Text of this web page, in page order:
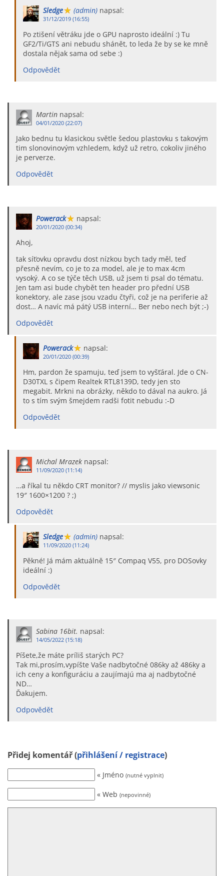
Sledge (admin) napsal:
31/12/2019 (16:55)
Po ztišení větráku jde o GPU naprosto ideální :) Tu
GF2/Ti/GTS ani nebudu shánět, to leda že by se ke mně
dostala nějak sama od sebe :)
Odpovědět
Martin napsal:
04/01/2020 (22:07)
Jako bednu tu klasickou světle šedou plastovku s takovým
tim slonovinovým vzhledem, když už retro, cokoliv jiného
je perverze.
Odpovědět
Powerack napsal:
20/01/2020 (00:34)
Ahoj,
tak síťovku opravdu dost nízkou bych tady měl, teď
přesně nevím, co je to za model, ale je to max 4cm
vysoký. A co se týče těch USB, už jsem ti psal do tématu.
Jen tam asi bude chybět ten header pro přední USB
konektory, ale zase jsou vzadu čtyři, což je na periferie až
dost… A navíc má pátý USB interní… Ber nebo nech být ;-)
Odpovědět
Powerack napsal:
20/01/2020 (00:39)
Hm, pardon že spamuju, teď jsem to vyšťáral. Jde o CN-
D30TXL s čipem Realtek RTL8139D, tedy jen sto
megabit. Mrkni na obrázky, někdo to dával na aukro. Já
to s tím svým šmejdem radši fotit nebudu :-D
Odpovědět
Michal Mrazek napsal:
11/09/2020 (11:14)
…a říkal tu někdo CRT monitor? // myslis jako viewsonic
19″ 1600×1200 ? ;)
Odpovědět
Sledge (admin) napsal:
11/09/2020 (11:24)
Pěkné! Já mám aktuálně 15″ Compaq V55, pro DOSovky
ideální :)
Odpovědět
Sabina 16bit. napsal:
14/05/2022 (15:18)
Píšete,že máte príliš starých PC?
Tak mi,prosím,vypíšte Vaše nadbytočné 086ky až 486ky a
ich ceny a konfiguráciu a zaujímajú ma aj nadbytočné
ND…
Ďakujem.
Odpovědět
Přidej komentář (přihlášení / registrace)
« Jméno (nutné vyplnit)
« Web (nepovinné)